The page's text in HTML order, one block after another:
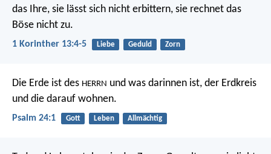
das Ihre, sie lässt sich nicht erbittern, sie rechnet das
Böse nicht zu.
1 Korinther 13:4-5 Liebe Geduld Zorn
Die Erde ist des HERRN und was darinnen ist, der Erdkreis
und die darauf wohnen.
Psalm 24:1 Gott Leben Allmächtig